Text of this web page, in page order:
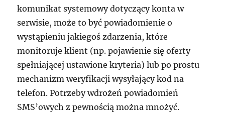
komunikat systemowy dotyczący konta w
serwisie, może to być powiadomienie o
wystąpieniu jakiegoś zdarzenia, które
monitoruje klient (np. pojawienie się oferty
spełniającej ustawione kryteria) lub po prostu
mechanizm weryfikacji wysyłający kod na
telefon. Potrzeby wdrożeń powiadomień
SMS’owych z pewnością można mnożyć.